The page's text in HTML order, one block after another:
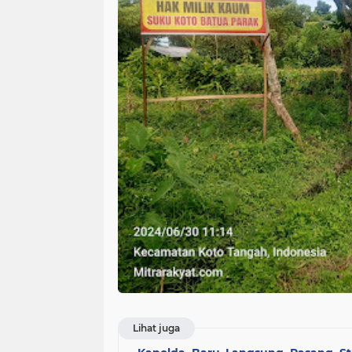
Lihat juga